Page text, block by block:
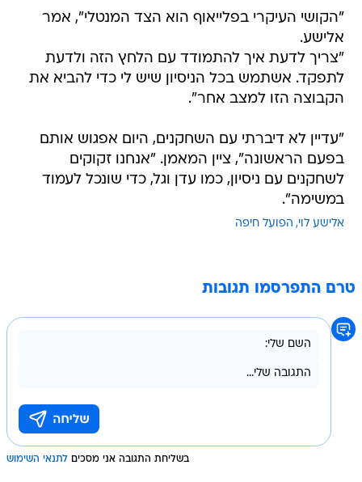
"הקושי העיקרי בפלייאוף הוא הצד המנטלי", אמר
אלישע.
"צריך לדעת איך להתמודד עם הלחץ הזה ולדעת
לתפקד. אשתמש בכל הניסיון שיש לי כדי להביא את
הקבוצה הזו למצב אחר".
"עדיין לא דיברתי עם השחקנים, היום אפגוש אותם
בפעם הראשונה", ציין המאמן. "אנחנו זקוקים
לשחקנים עם ניסיון, כמו עדן וגל, כדי שונכל לעמוד
במשימה".
אלישע לוי הפועל חיפה
טרם התפרסמו תגובות
בשליחת התגובה אני מסכים לתנאי השימוש